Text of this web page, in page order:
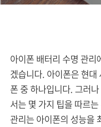
아이폰 배터리 수명 관
겠습니다. 아이폰은 현
폰 중 하나입니다. 그러
서는 몇 가지 팁을 따르
관리는 아이폰의 성능을